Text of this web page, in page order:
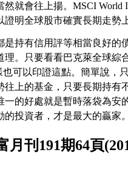
就會往上揚。MSCI World
明全球股市確實長期走勢
持有信用評等相當良好的
。只要看看巴克萊全球綜
可以印證這點。簡單說，
上的基金，只要長期持有
一的好處就是暫時落袋為安
投資者，才是最大的贏家。
刊191期64頁